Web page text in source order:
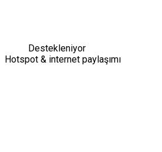
Destekleniyor
Hotspot & internet paylaşımı